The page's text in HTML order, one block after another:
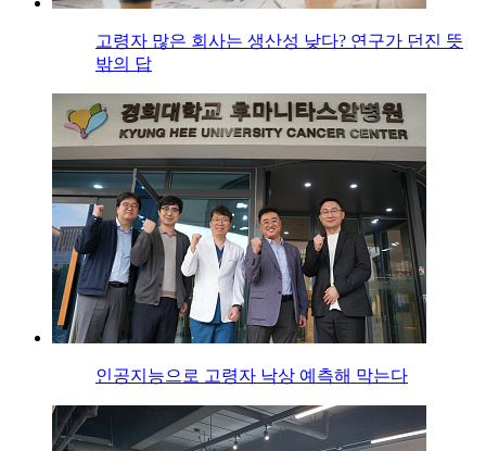
고령자 많은 회사는 생산성 낮다? 연구가 던진 뜻
밖의 답
인공지능으로 고령자 낙상 예측해 막는다